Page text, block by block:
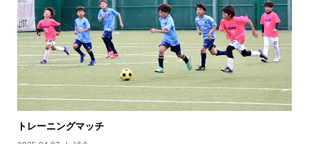
トレーニングマッチ